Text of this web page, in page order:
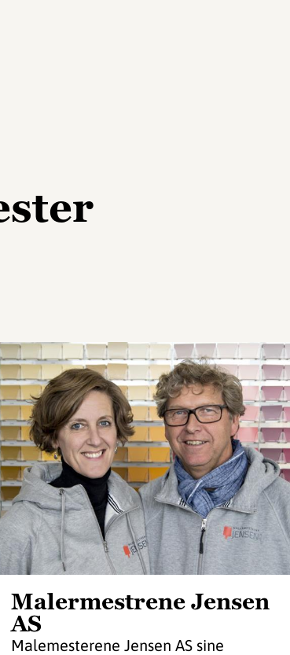
Malermestrene Jensen
AS
Malemesterene Jensen AS sine